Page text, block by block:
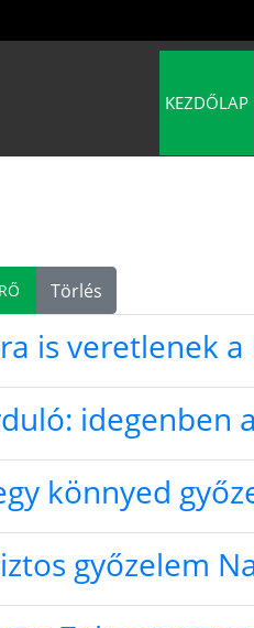
KEZDŐLAP
Törlés
is veretlenek a
idegenben
könnyed
győzelem